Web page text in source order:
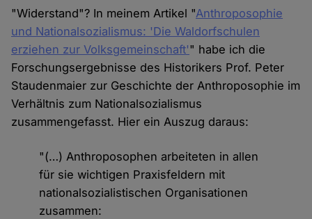
"Widerstand"? In meinem Artikel "Anthroposophie
und Nationalsozialismus: 'Die Waldorfschulen
erziehen zur Volksgemeinschaft'" habe ich die
Forschungsergebnisse des Historikers Prof. Peter
Staudenmaier zur Geschichte der Anthroposophie im
Verhältnis zum Nationalsozialismus
zusammengefasst. Hier ein Auszug daraus:
"(…) Anthroposophen arbeiteten in allen
für sie wichtigen Praxisfeldern mit
nationalsozialistischen Organisationen
zusammen: